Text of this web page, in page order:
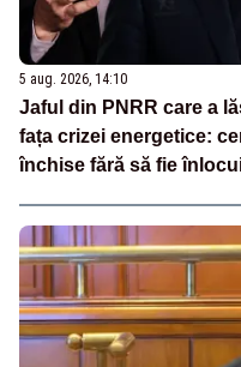
5 aug. 2026, 14:10
Jaful din PNRR care a
fața crizei energetice:
închise fără să fie